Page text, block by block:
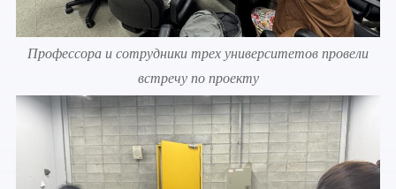
Профессора и сотрудники трех университетов провели
встречу по проекту